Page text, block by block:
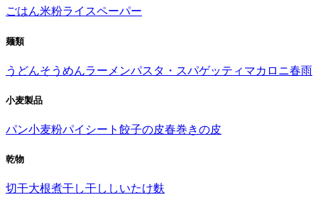
ごはん米粉ライスペーパー
麺類
うどんそうめんラーメンパスタ・スパゲッティ マカロニ春雨
小麦製品
パン小麦粉パイシート 餃子の皮春巻きの皮
乾物
切干大根煮干し干ししいたけ麩